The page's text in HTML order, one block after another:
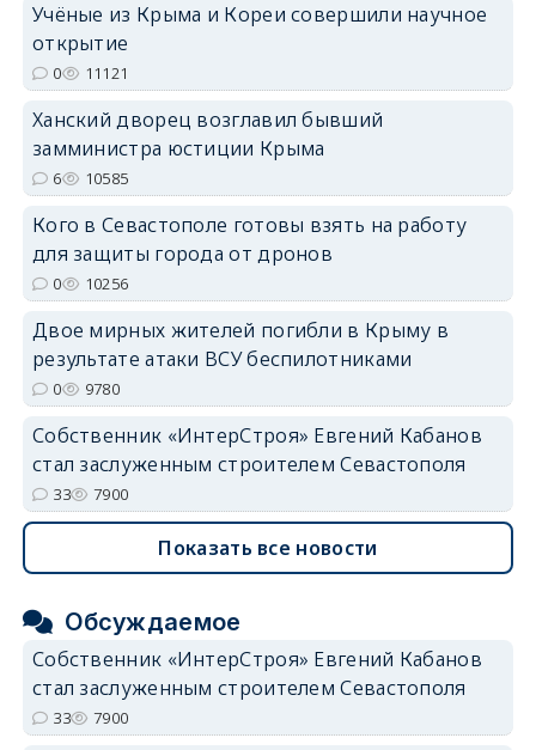
erid: 2SDnjdvhGXG
Учёные из Крыма и Кореи совершили научное
открытие
0 11121
Ханский дворец возглавил бывший
замминистра юстиции Крыма
6 10585
Кого в Севастополе готовы взять на работу
для защиты города от дронов
0 10256
Двое мирных жителей погибли в Крыму в
результате атаки ВСУ беспилотниками
0 9780
Собственник «ИнтерСтроя» Евгений Кабанов
стал заслуженным строителем Севастополя
33 7900
Показать все новости
Обсуждаемое
Собственник «ИнтерСтроя» Евгений Кабанов
стал заслуженным строителем Севастополя
33 7900